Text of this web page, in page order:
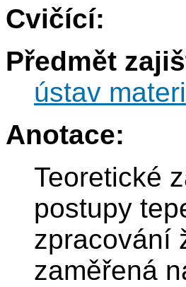
Cvičící:
Předmět
ústav
Anotace:
Teoretické
postupy
zpracování
zaměřená